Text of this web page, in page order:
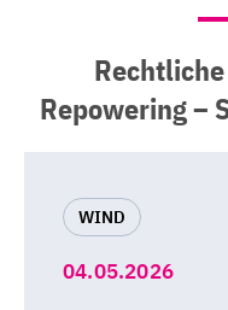
Repowering –
WIND
04.05.2026